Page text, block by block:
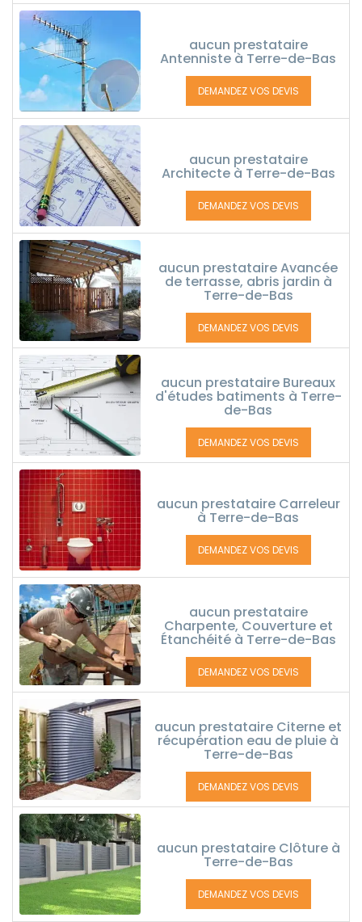
aucun prestataire
Antenniste à Terre-de-Bas
DEMANDEZ VOS DEVIS
aucun prestataire
Architecte à Terre-de-Bas
DEMANDEZ VOS DEVIS
aucun prestataire Avancée
de terrasse, abris jardin à
Terre-de-Bas
DEMANDEZ VOS DEVIS
aucun prestataire Bureaux
d'études batiments à Terre-
de-Bas
DEMANDEZ VOS DEVIS
aucun prestataire Carreleur
à Terre-de-Bas
DEMANDEZ VOS DEVIS
aucun prestataire
Charpente, Couverture et
Étanchéité à Terre-de-Bas
DEMANDEZ VOS DEVIS
aucun prestataire Citerne et
récupération eau de pluie à
Terre-de-Bas
DEMANDEZ VOS DEVIS
aucun prestataire Clôture à
Terre-de-Bas
DEMANDEZ VOS DEVIS